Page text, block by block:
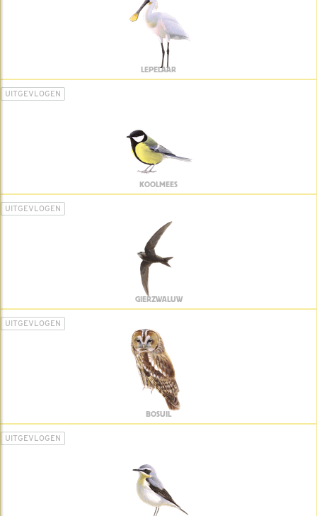
LEPELAAR
UITGEVLOGEN
KOOLMEES
UITGEVLOGEN
GIERZWALUW
UITGEVLOGEN
BOSUIL
UITGEVLOGEN